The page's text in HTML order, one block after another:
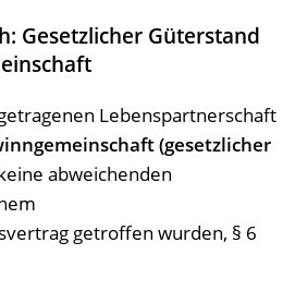
Gesetzlicher Güterstand
Lebenspartnerschaft
(gesetzlicher
abweichenden
getroffen wurden, § 6